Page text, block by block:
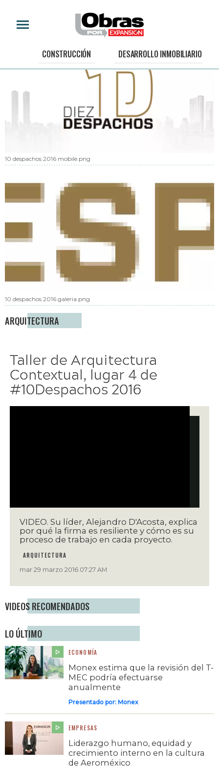
CONSTRUCCIÓN DESARROLLO INMOBILIARIO
10 despachos 2016 mobile.png
10 despachos 2016 galeria.png
ARQUITECTURA
Taller de Arquitectura
Contextual, lugar 4 de
#10Despachos 2016
mar 29 marzo 2016 07:27 AM
VIDEO. Su líder, Alejandro D'Acosta, explica
por qué la firma es resiliente y cómo es su
proceso de trabajo en cada proyecto.
ARQUITECTURA
VIDEOS RECOMENDADOS
LO ÚLTIMO
ECONOMÍA
Monex estima que la revisión del T-
MEC podría efectuarse
anualmente
Presentado por: Monex
EMPRESAS
Liderazgo humano, equidad y
crecimiento interno en la cultura
de Aeroméxico